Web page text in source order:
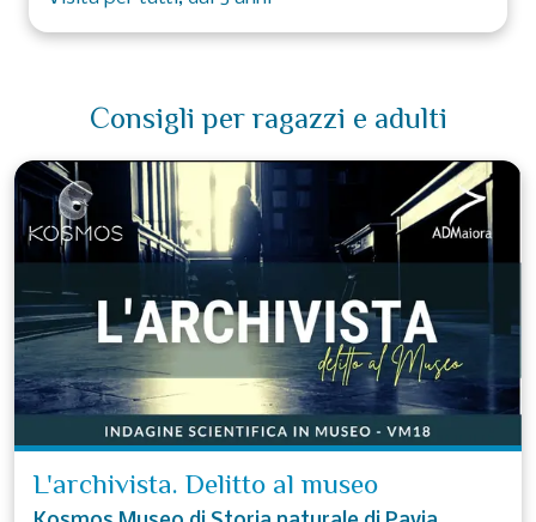
Consigli per ragazzi e adulti
L'archivista. Delitto al museo